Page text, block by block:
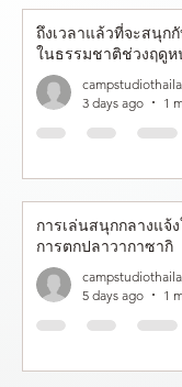
ถึงเวลาแล้วที่จะสนุกกั
ในธรรมชาติช่วงฤดูห
3 days ago
1
การเล่นสนุกกลางแจ้
การตกปลาวากาซากิ
5 days ago
1